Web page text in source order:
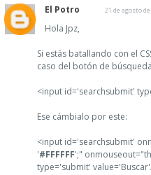
El Potro 21 de agosto
Hola Jpz,
Si estás batallando con el
caso del botón de
<input id='searchsubmit'
Ese cámbialo por este:
<input id='searchsubmit'
'#FFFFFF';"
type='submit'